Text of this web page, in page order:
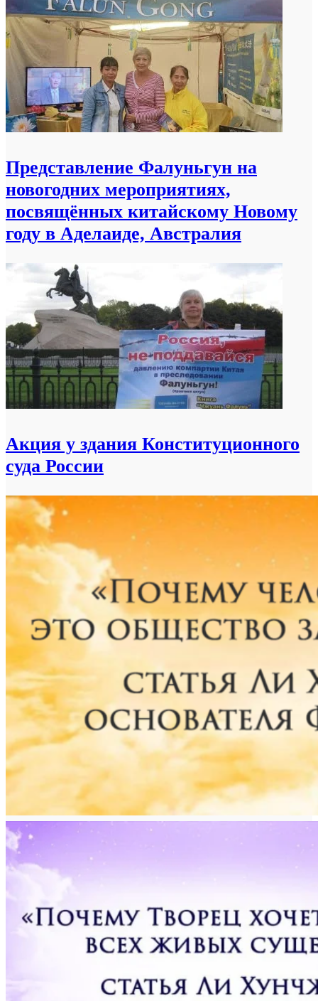
Представление Фалуньгун на
новогодних мероприятиях,
посвящённых китайскому Новому
году в Аделаиде, Австралия
Акция у здания Конституционного
суда России